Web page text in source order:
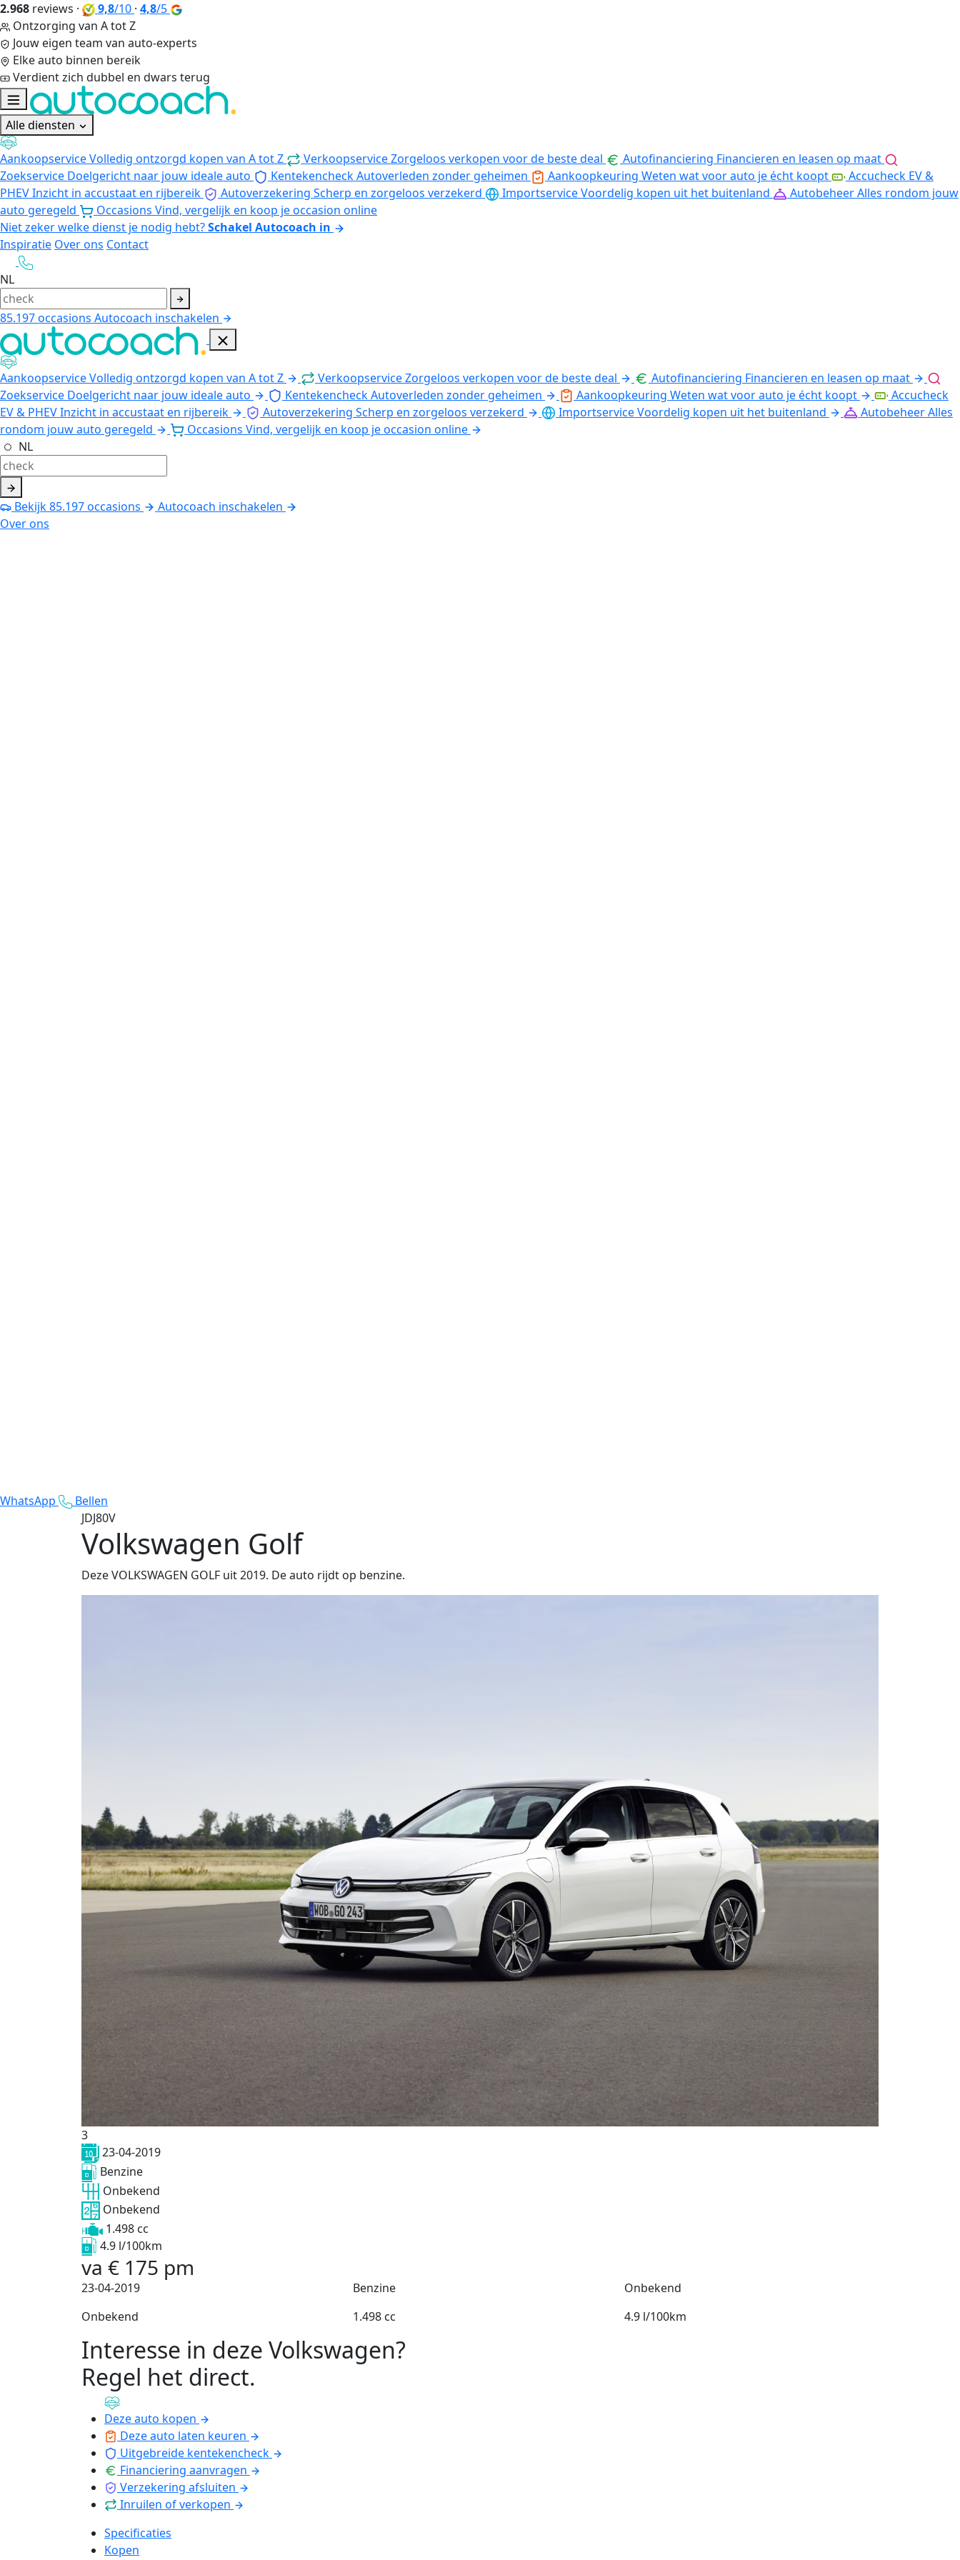
2.968 reviews · 9,8/10 · 4,8/5
Ontzorging van A tot Z
Jouw eigen team van auto-experts
Elke auto binnen bereik
Verdient zich dubbel en dwars terug
Alle diensten
AankoopserviceVolledig ontzorgd kopen van A tot Z VerkoopserviceZorgeloos verkopen voor de beste deal Autofinanciering Financieren en leasen op maat
Zoekservice Doelgericht naar jouw ideale auto KentekencheckAutoverleden zonder geheimen Aankoopkeuring Weten wat voor auto je écht koopt
Accucheck EV &
PHEVInzicht in accustaat en rijbereik Autoverzekering Scherp en zorgeloos verzekerd ImportserviceVoordelig kopen uit het buitenland AutobeheerAlles rondom jouw
auto geregeld
Occasions Vind, vergelijk en koop je occasion online
Niet zeker welke dienst je nodig hebt?Schakel Autocoach in
Inspiratie Over ons Contact
NL
85.197occasions Autocoach inschakelen
AankoopserviceVolledig ontzorgd kopen van A tot Z VerkoopserviceZorgeloos verkopen voor de beste deal Autofinanciering Financieren en leasen op maat
Zoekservice Doelgericht naar jouw ideale auto KentekencheckAutoverleden zonder geheimen Aankoopkeuring Weten wat voor auto je écht koopt
Accucheck
EV & PHEVInzicht in accustaat en rijbereik Autoverzekering Scherp en zorgeloos verzekerd ImportserviceVoordelig kopen uit het buitenland AutobeheerAlles
rondom jouw auto geregeld
Occasions Vind, vergelijk en koop je occasion online
NL
Bekijk85.197occasions
Autocoach inschakelen
Over ons
WhatsApp
Bellen
JDJ80V
Volkswagen Golf
Deze VOLKSWAGEN GOLF uit 2019. De auto rijdt op benzine.
3
23-04-2019
Benzine
Onbekend
Onbekend
1.498 cc
4.9 l/100km
va € 175 pm
23-04-2019 Benzine
Onbekend
Onbekend
1.498 cc 4.9 l/100km
Interesse in deze Volkswagen?
Regel het direct.
Deze auto kopen
Deze auto laten keuren
Uitgebreide kentekencheck
Financiering aanvragen
Verzekering afsluiten
Inruilen of verkopen
Specificaties
Kopen